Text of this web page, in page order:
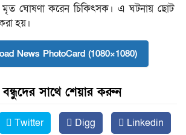
মৃত ঘোষণা করেন চিকিৎসক। এ ঘটনায় ছোট
হয়।
News PhotoCard (1080×1080)
সাথে শেয়ার করুন
Twitter Digg
Linkedin